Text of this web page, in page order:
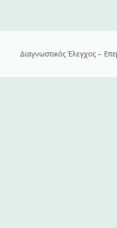
Διαγνωστικός Έλεγχος –